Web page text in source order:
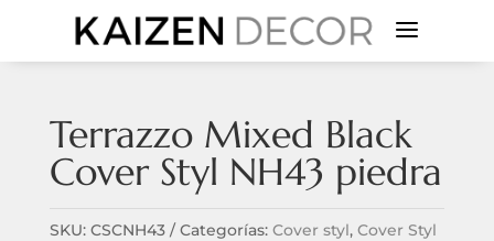
a
Terrazzo Mixed Black
Cover Styl NH43 piedra
SKU: CSCNH43 Categorías: Cover styl, Cover Styl